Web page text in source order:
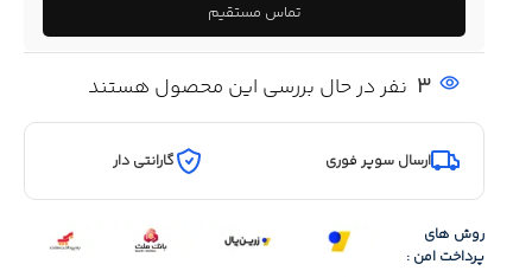
تماس مستقیم
3 نفر در حال بررسی این محصول هستند
ارسال سوپر فوری گارانتی دار
روش های
پرداخت امن :